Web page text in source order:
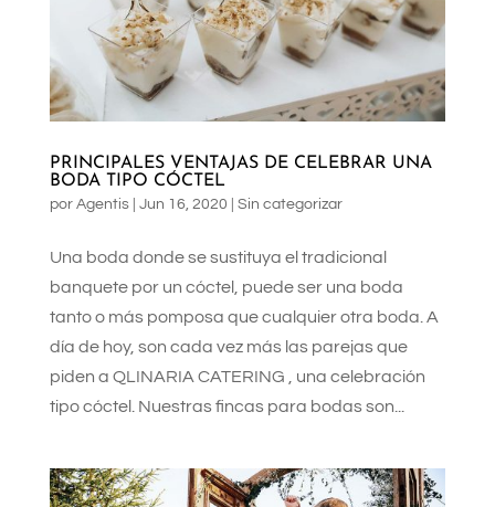
PRINCIPALES VENTAJAS DE CELEBRAR UNA
BODA TIPO CÓCTEL
por Agentis| Jun 16, 2020 Sin categorizar
Una boda donde se sustituya el tradicional
banquete por un cóctel, puede ser una boda
tanto o más pomposa que cualquier otra boda. A
día de hoy, son cada vez más las parejas que
piden a QLINARIA CATERING , una celebración
tipo cóctel. Nuestras fincas para bodas son...